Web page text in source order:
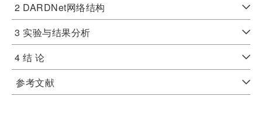
2 DARDNet网络结构
3 实验与结果分析
4 结 论
参考文献